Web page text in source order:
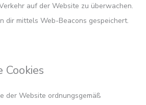
auf der Website zu überwachen.
dir mittels Web-Beacons gespeichert.
der Website ordnungsgemäß